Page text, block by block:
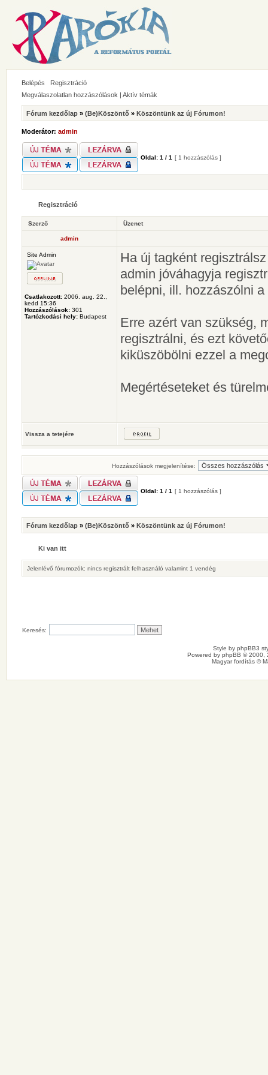
Belépés
Regisztráció
Megválaszolatlan hozzászólások | Aktív témák
Fórum kezdőlap » (Be)Köszöntő » Köszöntünk az új Fórumon!
Moderátor: admin
Oldal: 1 / 1 [ 1 hozzászólás ]
Regisztráció
Szerző Üzenet
admin
Site Admin
Csatlakozott: 2006. aug. 22.,
kedd 15:36
Hozzászólások: 301
Tartózkodási hely: Budapest
Ha új tagként
admin jóváhagyja
belépni, ill. hozzászólni
Erre azért van szükség,
regisztrálni, és ezt
kiküszöbölni ezzel a
Megértéseteket és
Vissza a tetejére
Hozzászólások megjelenítése:
Oldal: 1 / 1 [ 1 hozzászólás ]
Fórum kezdőlap » (Be)Köszöntő » Köszöntünk az új Fórumon!
Ki van itt
Jelenlévő fórumozók: nincs regisztrált felhasználó valamint 1 vendég
Keresés:
Style by phpBB3
Powered by phpBB © 2000,
Magyar fordítás ©